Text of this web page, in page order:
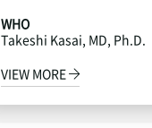
WHO
Takeshi Kasai, MD, Ph.D.
VIEW MORE